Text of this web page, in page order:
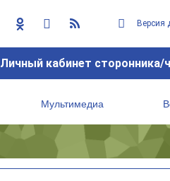
Версия
Личный кабинет сторонника/
Мультимедиа